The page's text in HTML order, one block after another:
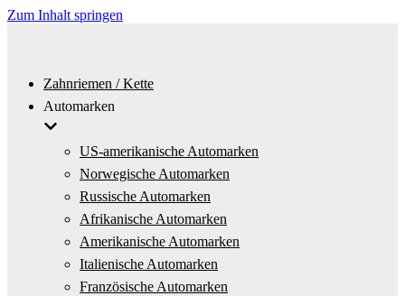
Zum Inhalt springen
Zahnriemen / Kette
Automarken
US-amerikanische Automarken
Norwegische Automarken
Russische Automarken
Afrikanische Automarken
Amerikanische Automarken
Italienische Automarken
Französische Automarken